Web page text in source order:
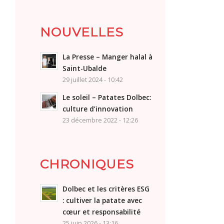
NOUVELLES
La Presse – Manger halal à
Saint-Ubalde
29 juillet 2024 - 10:42
Le soleil – Patates Dolbec:
culture d’innovation
23 décembre 2022 - 12:26
CHRONIQUES
Dolbec et les critères ESG
: cultiver la patate avec
cœur et responsabilité